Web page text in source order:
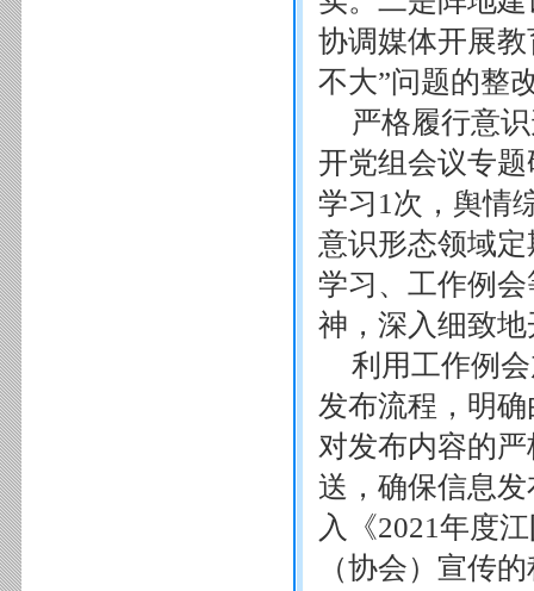
协调媒体开展
不大”问题的整
严格履行意
开党组会议专
学习1次，舆情
意识形态领域
学习、工作例
神，深入细致
利用工作例
发布流程，明
对发布内容的
送，确保信息
入《2021年度
（协会）宣传